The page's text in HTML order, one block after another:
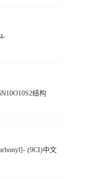
结构
(9CI)中文